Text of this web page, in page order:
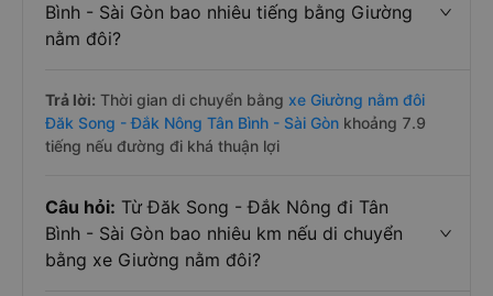
Bình - Sài Gòn bao nhiêu tiếng bằng Giường
nằm đôi?
Trả lời: Thời gian di chuyển bằng xe Giường nằm đôi
Đăk Song - Đắk Nông Tân Bình - Sài Gòn khoảng 7.9
tiếng nếu đường đi khá thuận lợi
Câu hỏi: Từ Đăk Song - Đắk Nông đi Tân
Bình - Sài Gòn bao nhiêu km nếu di chuyển
bằng xe Giường nằm đôi?